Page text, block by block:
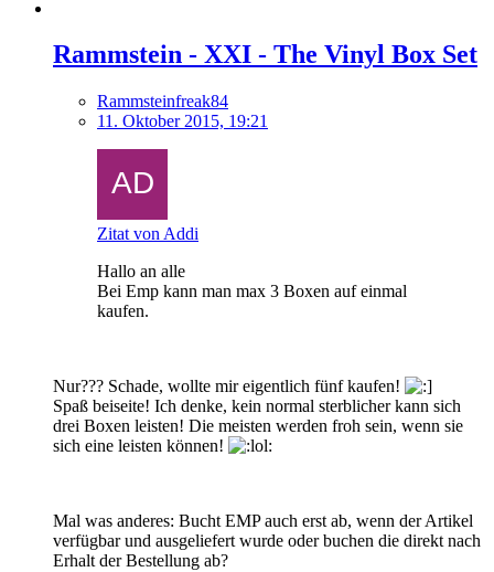
Rammstein - XXI - The Vinyl Box Set
Rammsteinfreak84
11. Oktober 2015, 19:21
Zitat von Addi
Hallo an alle
Bei Emp kann man max 3 Boxen auf einmal
kaufen.
Nur??? Schade, wollte mir eigentlich fünf kaufen!
Spaß beiseite! Ich denke, kein normal sterblicher kann sich
drei Boxen leisten! Die meisten werden froh sein, wenn sie
sich eine leisten können!
Mal was anderes: Bucht EMP auch erst ab, wenn der Artikel
verfügbar und ausgeliefert wurde oder buchen die direkt nach
Erhalt der Bestellung ab?